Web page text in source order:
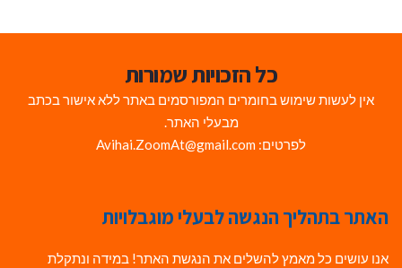
כל הזכויות שמורות
אין לעשות שימוש בחומרים המפורסמים באתר ללא אישור בכתב
מבעלי האתר.
לפרטים: Avihai.ZoomAt@gmail.com
האתר בתהליך הנגשה לבעלי מוגבלויות
אנו עושים כל מאמץ להשלים את הנגשת האתר! במידה ונתקלת